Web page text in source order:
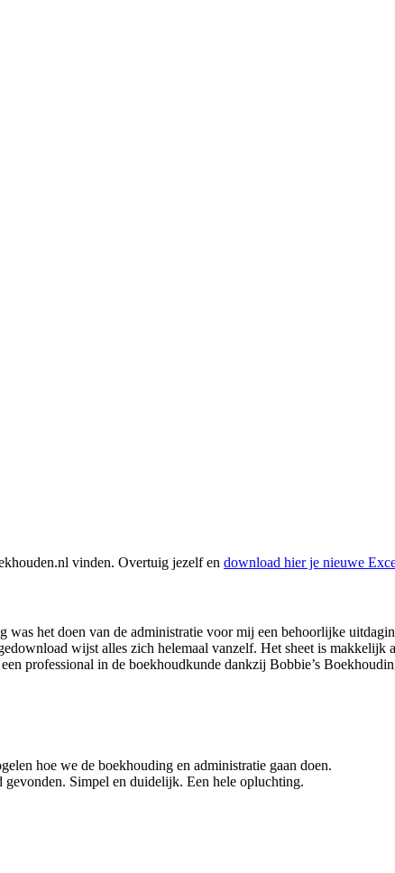
vinden. Overtuig jezelf en download hier je nieuwe
was het doen van de administratie voor mij een behoorlijke
wijst alles zich helemaal vanzelf. Het sheet is makkelijk
professional in de boekhoudkunde dankzij Bobbie’s
hoe we de boekhouding en administratie gaan doen.
Simpel en duidelijk. Een hele opluchting.